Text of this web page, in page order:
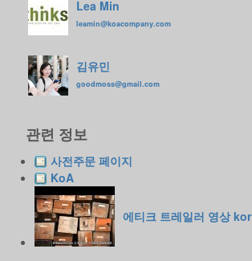
Lea Min
leamin@koacompany.com
김유민
goodmoss@gmail.com
관련 정보
사전주문 페이지
KoA
에티크 트레일러 영상 kor